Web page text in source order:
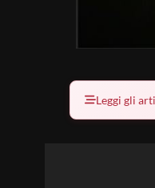
Leggi gli